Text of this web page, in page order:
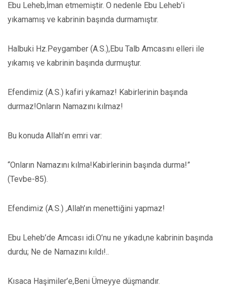
Ebu Leheb,İman etmemiştir. O nedenle Ebu Leheb’i
yıkamamış ve kabrinin başında durmamıştır.
Halbuki Hz.Peygamber (A.S.),Ebu Talb Amcasını elleri ile
yıkamış ve kabrinin başında durmuştur.
Efendimiz (A.S.) kafiri yıkamaz! Kabirlerinin başında
durmaz!Onların Namazını kılmaz!
Bu konuda Allah’ın emri var:
“Onların Namazını kılma!Kabirlerinin başında durma!”
(Tevbe-85).
Efendimiz (A.S.) ,Allah’ın menettiğini yapmaz!
Ebu Leheb’de Amcası idi.O’nu ne yıkadı,ne kabrinin başında
durdu; Ne de Namazını kıldı!..
Kısaca Haşimiler’e,Beni Ümeyye düşmandır.